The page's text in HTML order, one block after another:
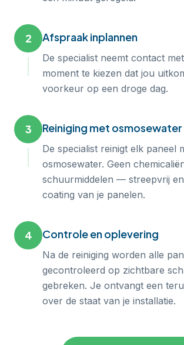
2 Afspraak inplannen
De specialist neemt contact
moment te kiezen dat jou
voorkeur op een droge dag.
3 Reiniging met osmosewater
De specialist reinigt elk paneel
osmosewater. Geen
schuurmiddelen — streepvrij
coating van je panelen.
4 Controle en oplevering
Na de reiniging worden alle
gecontroleerd op zichtbare
gebreken. Je ontvangt een
over de staat van je installatie.